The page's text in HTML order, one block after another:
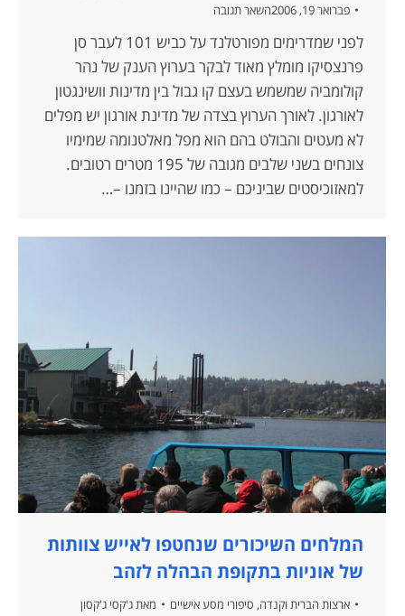
פברואר 19, 2006
השאר תגובה
לפני שמדרימים מפורטלנד על כביש 101 לעבר סן
פרנצסיקו מומלץ מאוד לבקר בערוץ הענק של נהר
קולומביה שמשמש בעצם קו גבול בין מדינות וושינגטון
לאורגון. לאורך הערוץ בצדה של מדינת אורגון יש מפלים
לא מעטים והבולט בהם הוא מפל מאלטנומה שמימיו
צונחים בשני שלבים מגובה של 195 מטרים רטובים.
למאזוכיסטים שביניכם – כמו שהיינו בזמנו –…
המלחים השיכורים שנחטפו לאייש צוותות
של אוניות בתקופת הבהלה לזהב
ארצות הברית וקנדה, סיפורי מסע אישיים מאת ג'קסי ג'קסון